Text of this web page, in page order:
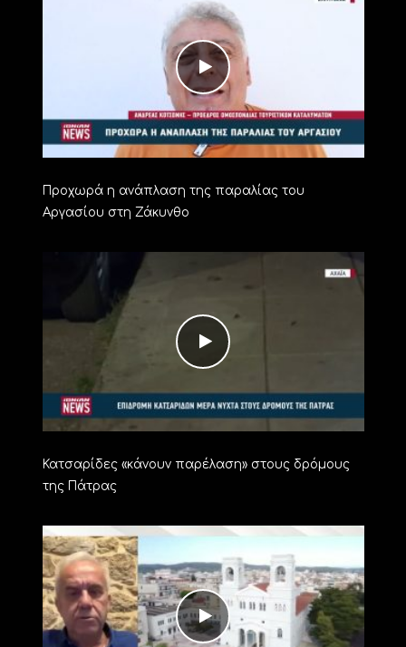
Προχωρά η ανάπλαση της παραλίας του
Αργασίου στη Ζάκυνθο
Κατσαρίδες «κάνουν παρέλαση» στους δρόμους
της Πάτρας